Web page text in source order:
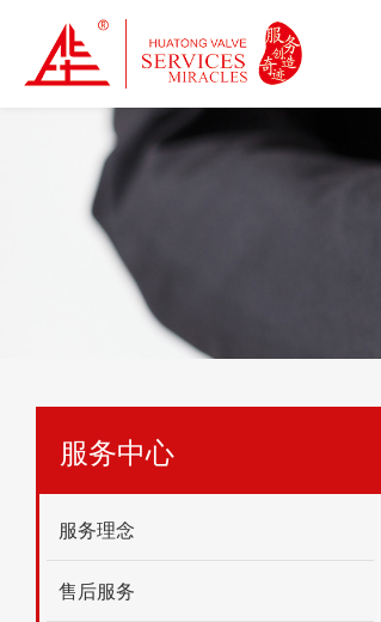
服务中心
服务理念
售后服务